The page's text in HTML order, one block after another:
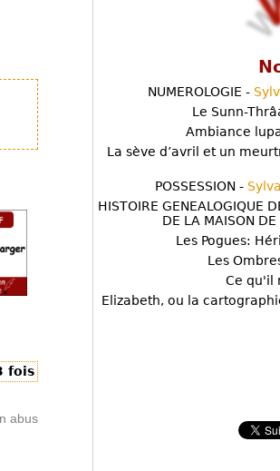
fois
abus
NUMEROLOGIE -
Le Sunn-
Ambiance
La sève d’avril et un
POSSESSION -
HISTOIRE GENEALOGIQUE
DE LA MAISON
Les Pogues:
Les
Ce qu'il
Elizabeth, ou la